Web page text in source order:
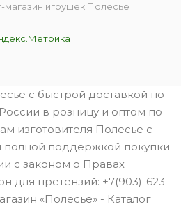
магазин игрушек Полесье
с быстрой доставкой по
в розницу и оптом по
изготовителя Полесье с
полной поддержкой покупки
с законом о Правах
для претензий: +7(903)-623-
«Полесье» - Каталог